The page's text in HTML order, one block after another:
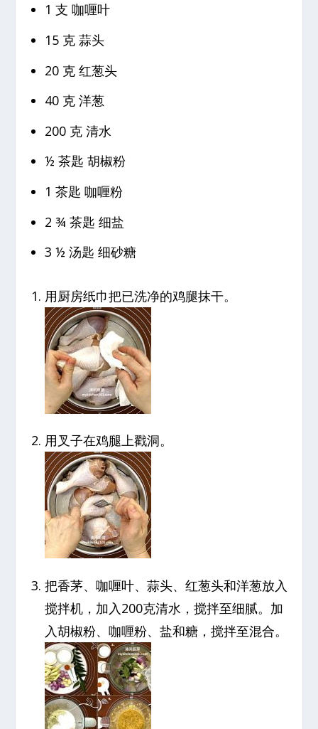
1 支 咖喱叶
15 克 蒜头
20 克 红葱头
40 克 洋葱
200 克 清水
½ 茶匙 胡椒粉
1 茶匙 咖喱粉
2 ¾ 茶匙 细盐
3 ½ 汤匙 细砂糖
用厨房纸巾把已洗净的鸡腿抹干。
用叉子在鸡腿上戳洞。
把香茅、咖喱叶、蒜头、红葱头和洋葱放入
搅拌机，加入200克清水，搅拌至细腻。加
入胡椒粉、咖喱粉、盐和糖，搅拌至混合。